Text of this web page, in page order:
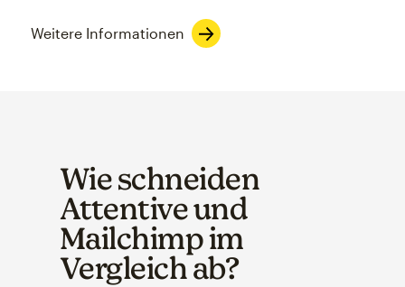
Weitere Informationen
Wie schneiden
Attentive und
Mailchimp im
Vergleich ab?